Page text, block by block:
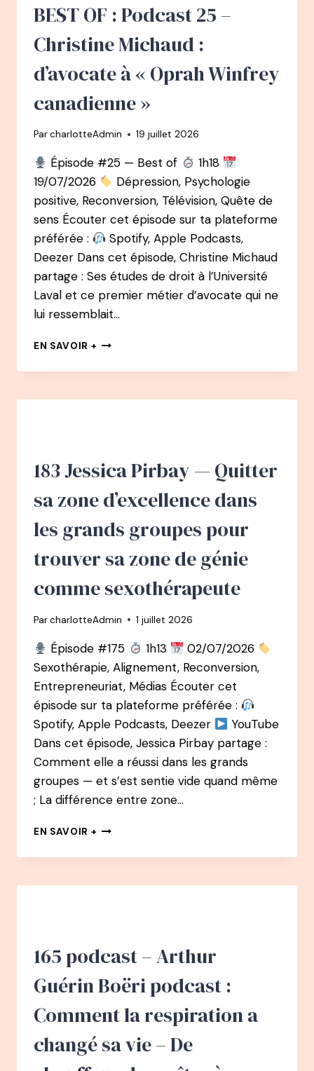
DE
COMMUNICATION
DOULA
BEST OF : Podcast 25 –
Christine Michaud :
d’avocate à « Oprah Winfrey
canadienne »
ParcharlotteAdmin 19 juillet 2026
Épisode #25 — Best of
1h18
19/07/2026
Dépression, Psychologie
positive, Reconversion, Télévision, Quête de
sens Écouter cet épisode sur ta plateforme
préférée :
Spotify, Apple Podcasts,
Deezer Dans cet épisode, Christine Michaud
partage : Ses études de droit à l’Université
Laval et ce premier métier d’avocate qui ne
lui ressemblait…
EN SAVOIR + BEST
:
25
D’AVOCATE
« OPRAH
CANADIENNE »
183 Jessica Pirbay — Quitter
sa zone d’excellence dans
les grands groupes pour
trouver sa zone de génie
comme sexothérapeute
ParcharlotteAdmin 1 juillet 2026
Épisode #175 1h13
02/07/2026
Sexothérapie, Alignement, Reconversion,
Entrepreneuriat, Médias Écouter cet
épisode sur ta plateforme préférée :
Spotify, Apple Podcasts, Deezer
YouTube
Dans cet épisode, Jessica Pirbay partage :
Comment elle a réussi dans les grands
groupes — et s’est sentie vide quand même
; La différence entre zone…
EN SAVOIR + 183
PIRBAY
QUITTER
LES
GRANDS
GROUPES
TROUVER
ZONE
165 podcast – Arthur
Guérin Boëri podcast :
Comment la respiration a
changé sa vie – De